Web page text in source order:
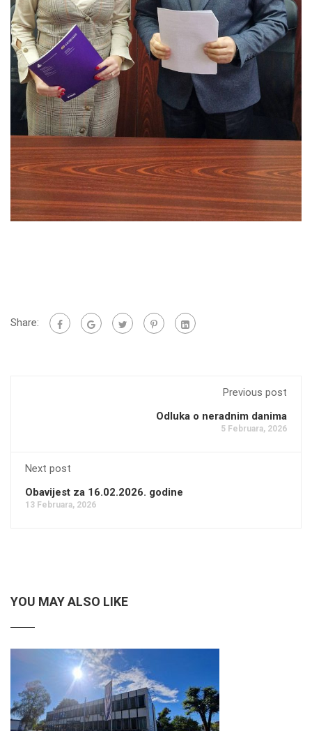
Share:
Previous post
Odluka o neradnim danima
5 Februara, 2026
Next post
Obavijest za 16.02.2026. godine
13 Februara, 2026
YOU MAY ALSO LIKE